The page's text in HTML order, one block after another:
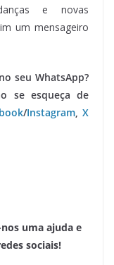
e novas
um mensageiro
seu WhatsApp?
se esqueça de
/Instagram X
uma ajuda e
sociais!